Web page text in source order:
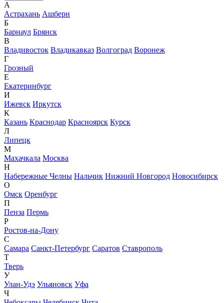
А
Астрахань Ашберн
Б
Барнаул Брянск
В
Владивосток Владикавказ Волгоград Воронеж
Г
Грозный
Е
Екатеринбург
И
Ижевск Иркутск
К
Казань Краснодар Красноярск Курск
Л
Липецк
М
Махачкала Москва
Н
Набережные Челны Нальчик Нижний Новгород Новосибирск
О
Омск Оренбург
П
Пенза Пермь
Р
Ростов-на-Дону
С
Самара Санкт-Петербург Саратов Ставрополь
Т
Тверь
У
Улан-Удэ Ульяновск Уфа
Ч